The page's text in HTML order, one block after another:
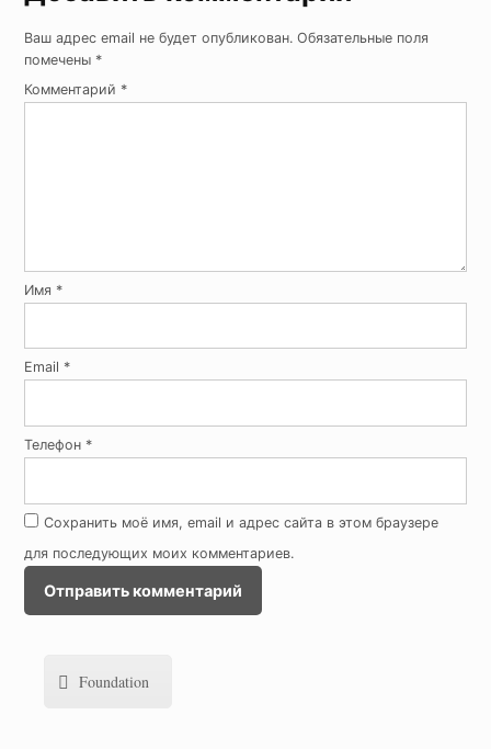
Ваш адрес email не будет опубликован. Обязательные поля
помечены *
Комментарий *
Имя *
Email *
Телефон *
Сохранить моё имя, email и адрес сайта в этом браузере
для последующих моих комментариев.
Foundation